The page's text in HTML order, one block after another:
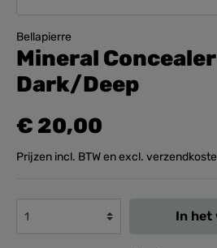
Bellapierre
Mineral
Dark/Deep
€ 20,00
Prijzen incl. BTW en excl.
In het